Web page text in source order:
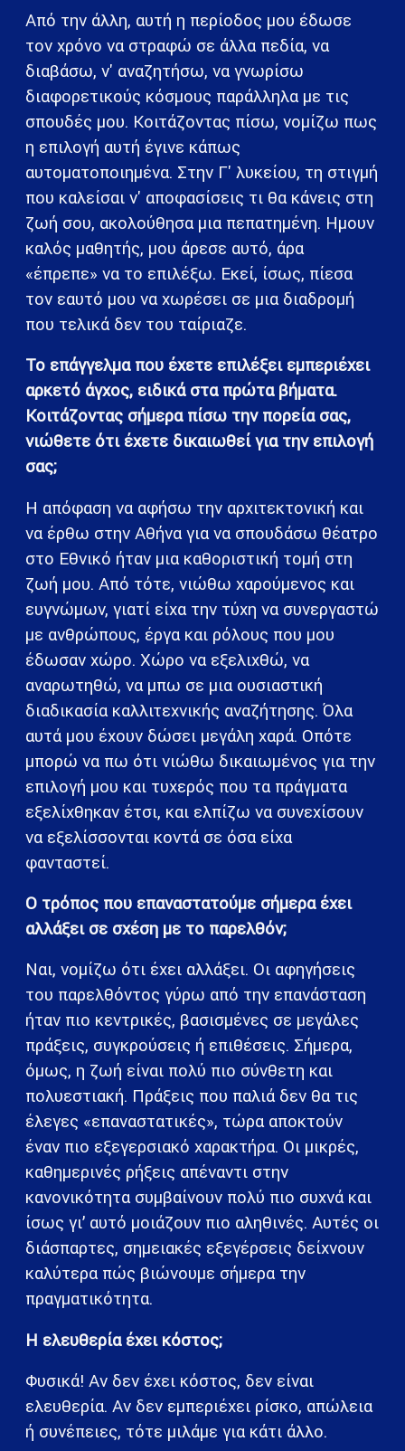
Από την άλλη, αυτή η περίοδος μου έδωσε
τον χρόνο να στραφώ σε άλλα πεδία, να
διαβάσω, ν' αναζητήσω, να γνωρίσω
διαφορετικούς κόσμους παράλληλα με τις
σπουδές μου. Κοιτάζοντας πίσω, νομίζω πως
η επιλογή αυτή έγινε κάπως
αυτοματοποιημένα. Στην Γ' λυκείου, τη στιγμή
που καλείσαι ν' αποφασίσεις τι θα κάνεις στη
ζωή σου, ακολούθησα μια πεπατημένη. Ημουν
καλός μαθητής, μου άρεσε αυτό, άρα
«έπρεπε» να το επιλέξω. Εκεί, ίσως, πίεσα
τον εαυτό μου να χωρέσει σε μια διαδρομή
που τελικά δεν του ταίριαζε.
Το επάγγελμα που έχετε επιλέξει εμπεριέχει
αρκετό άγχος, ειδικά στα πρώτα βήματα.
Κοιτάζοντας σήμερα πίσω την πορεία σας,
νιώθετε ότι έχετε δικαιωθεί για την επιλογή
σας;
Η απόφαση να αφήσω την αρχιτεκτονική και
να έρθω στην Αθήνα για να σπουδάσω θέατρο
στο Εθνικό ήταν μια καθοριστική τομή στη
ζωή μου. Από τότε, νιώθω χαρούμενος και
ευγνώμων, γιατί είχα την τύχη να συνεργαστώ
με ανθρώπους, έργα και ρόλους που μου
έδωσαν χώρο. Χώρο να εξελιχθώ, να
αναρωτηθώ, να μπω σε μια ουσιαστική
διαδικασία καλλιτεχνικής αναζήτησης. Όλα
αυτά μου έχουν δώσει μεγάλη χαρά. Οπότε
μπορώ να πω ότι νιώθω δικαιωμένος για την
επιλογή μου και τυχερός που τα πράγματα
εξελίχθηκαν έτσι, και ελπίζω να συνεχίσουν
να εξελίσσονται κοντά σε όσα είχα
φανταστεί.
Ο τρόπος που επαναστατούμε σήμερα έχει
αλλάξει σε σχέση με το παρελθόν;
Ναι, νομίζω ότι έχει αλλάξει. Οι αφηγήσεις
του παρελθόντος γύρω από την επανάσταση
ήταν πιο κεντρικές, βασισμένες σε μεγάλες
πράξεις, συγκρούσεις ή επιθέσεις. Σήμερα,
όμως, η ζωή είναι πολύ πιο σύνθετη και
πολυεστιακή. Πράξεις που παλιά δεν θα τις
έλεγες «επαναστατικές», τώρα αποκτούν
έναν πιο εξεγερσιακό χαρακτήρα. Οι μικρές,
καθημερινές ρήξεις απέναντι στην
κανονικότητα συμβαίνουν πολύ πιο συχνά και
ίσως γι’ αυτό μοιάζουν πιο αληθινές. Αυτές οι
διάσπαρτες, σημειακές εξεγέρσεις δείχνουν
καλύτερα πώς βιώνουμε σήμερα την
πραγματικότητα.
Η ελευθερία έχει κόστος;
Φυσικά! Αν δεν έχει κόστος, δεν είναι
ελευθερία. Αν δεν εμπεριέχει ρίσκο, απώλεια
ή συνέπειες, τότε μιλάμε για κάτι άλλο.